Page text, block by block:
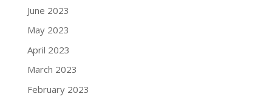
June 2023
May 2023
April 2023
March 2023
February 2023